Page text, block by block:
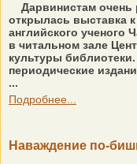
Дарвинистам
открылась выставка
английского ученого
в читальном зале
культуры
периодические
...
Подробнее...
Наваждение по-